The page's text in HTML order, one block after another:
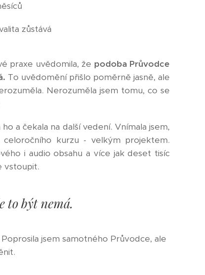
zůstává ♥︎
praxe uvědomila, že podoba Průvodce
To uvědomění přišlo poměrně jasně, ale
Nerozuměla jsem tomu, co se
a čekala na další vedení. Vnímala jsem,
kurzu - velkým projektem.
i audio obsahu a více jak deset tisíc
vstoupit.
to být nemá.
jsem samotného Průvodce, ale